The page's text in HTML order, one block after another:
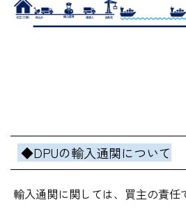
◆DPUの輸入通関について
輸入通関に関しては、買主の責任